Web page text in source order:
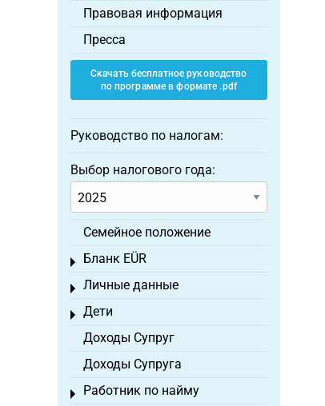
Правовая информация
Пресса
Скачать бесплатное руководство
по программе в формате .pdf
Руководство по налогам:
Выбор налогового года:
Семейное положение
Бланк EÜR
Toggle menu
Личные данные
Toggle menu
Дети
Toggle menu
Доходы Супруг
Доходы Супруга
Работник по найму
Toggle menu